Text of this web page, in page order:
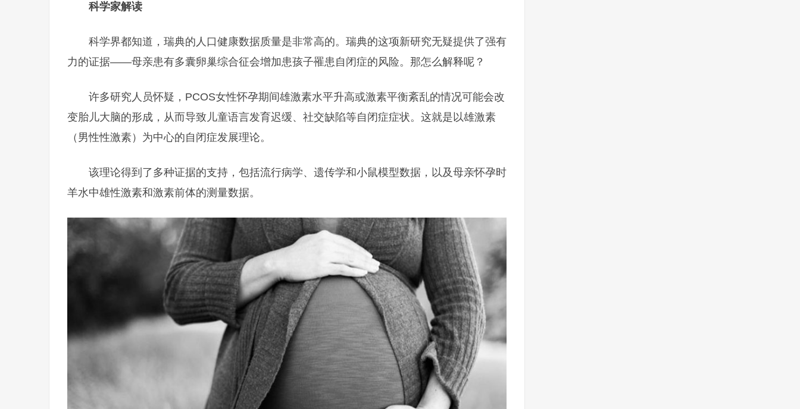
科学家解读
科学界都知道，瑞典的人口健康数据质量是非常高的。瑞典的这项新研究无疑提供了强有
力的证据——母亲患有多囊卵巢综合征会增加患孩子罹患自闭症的风险。那怎么解释呢？
许多研究人员怀疑，PCOS女性怀孕期间雄激素水平升高或激素平衡紊乱的情况可能会改
变胎儿大脑的形成，从而导致儿童语言发育迟缓、社交缺陷等自闭症症状。这就是以雄激素
（男性性激素）为中心的自闭症发展理论。
该理论得到了多种证据的支持，包括流行病学、遗传学和小鼠模型数据，以及母亲怀孕时
羊水中雄性激素和激素前体的测量数据。